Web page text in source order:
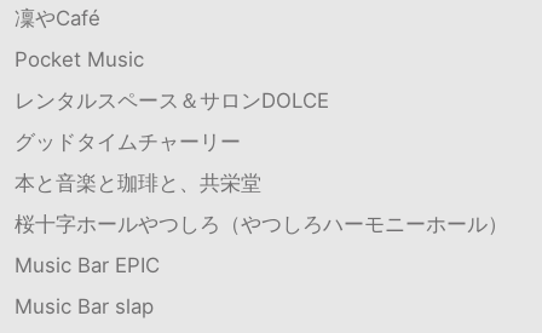
凜やCafé
Pocket Music
レンタルスペース＆サロンDOLCE
グッドタイムチャーリー
本と音楽と珈琲と、共栄堂
桜十字ホールやつしろ（やつしろハーモニーホール）
Music Bar EPIC
Music Bar slap